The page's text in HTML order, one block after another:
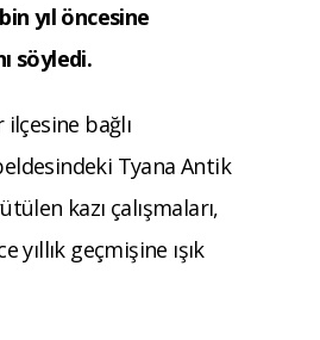
yıl öncesine
söyledi.
ilçesine bağlı
Tyana Antik
kazı çalışmaları,
yıllık geçmişine ışık